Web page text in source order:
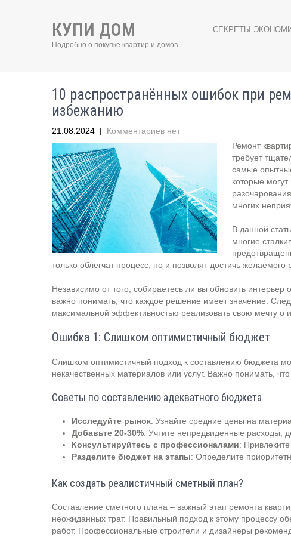
КУПИ ДОМ
Подробно о покупке квартир и домов
СЕКРЕТЫ
10 распространённых ошибок при
избежанию
21.08.2024 | Комментариев нет
Ремонт
требует
самые
которые
многих
В данной
многие
только облегчат процесс, но и позволят достичь желаемого
Независимо от того, собираетесь ли вы обновить
важно понимать, что каждое решение имеет значение.
максимальной эффективностью реализовать свою мечту о
Ошибка 1: Слишком оптимистичный бюджет
Слишком оптимистичный подход к составлению бюджета
некачественных материалов или услуг. Важно понимать,
Советы по составлению адекватного бюджета
Исследуйте рынок: Узнайте средние цены на
Добавьте 20-30%: Учтите непредвиденные расходы,
Консультируйтесь с профессионалами:
Разделите бюджет на этапы: Определите
Как создать реалистичный сметный план?
Составление сметного плана – важный этап ремонта
неожиданных трат. Правильный подход к этому процессу
работ. Профессиональные строители и дизайнеры